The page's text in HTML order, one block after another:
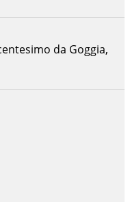
da Goggia,